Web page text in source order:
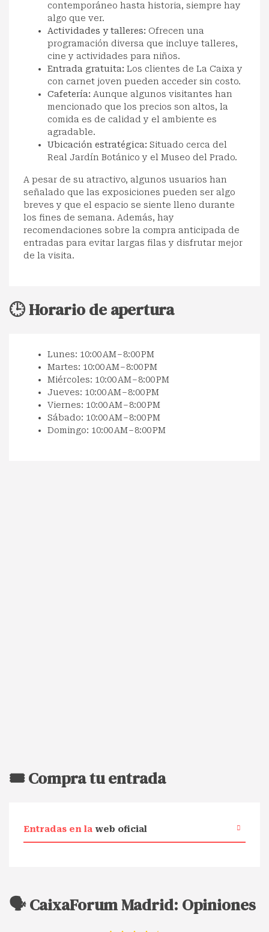
contemporáneo hasta historia, siempre hay
algo que ver.
Actividades y talleres: Ofrecen una
programación diversa que incluye talleres,
cine y actividades para niños.
Entrada gratuita: Los clientes de La Caixa y
con carnet joven pueden acceder sin costo.
Cafetería: Aunque algunos visitantes han
mencionado que los precios son altos, la
comida es de calidad y el ambiente es
agradable.
Ubicación estratégica: Situado cerca del
Real Jardín Botánico y el Museo del Prado.
A pesar de su atractivo, algunos usuarios han
señalado que las exposiciones pueden ser algo
breves y que el espacio se siente lleno durante
los fines de semana. Además, hay
recomendaciones sobre la compra anticipada de
entradas para evitar largas filas y disfrutar mejor
de la visita.
🕒 Horario de apertura
Lunes: 10:00 AM – 8:00 PM
Martes: 10:00 AM – 8:00 PM
Miércoles: 10:00 AM – 8:00 PM
Jueves: 10:00 AM – 8:00 PM
Viernes: 10:00 AM – 8:00 PM
Sábado: 10:00 AM – 8:00 PM
Domingo: 10:00 AM – 8:00 PM
🎟️ Compra tu entrada
Entradas en la web oficial
🗣️ CaixaForum Madrid: Opiniones